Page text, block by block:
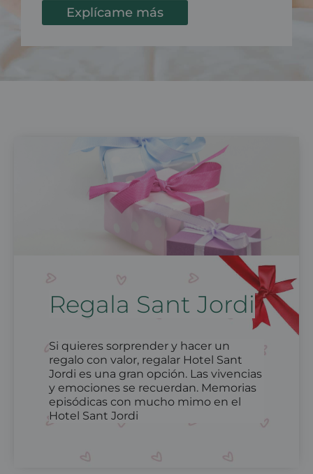
Explícame más
Regala Sant Jordi
Si quieres sorprender y hacer un
regalo con valor, regalar Hotel Sant
Jordi es una gran opción. Las vivencias
y emociones se recuerdan. Memorias
episódicas con mucho mimo en el
Hotel Sant Jordi